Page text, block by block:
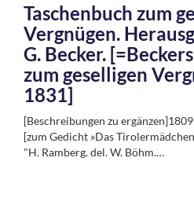
Taschenbuch zum
Vergnügen.
G. Becker.
zum geselligen
1831]
[Beschreibungen zu
[zum Gedicht »Das
"H. Ramberg. del. W. Böhm.…